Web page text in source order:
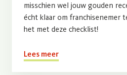
misschien wel jouw gouden
écht klaar om franchisenemer
het met deze checklist!
Lees meer